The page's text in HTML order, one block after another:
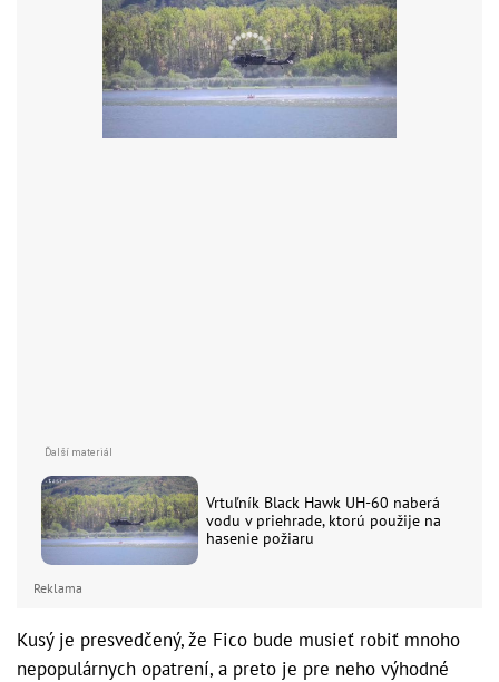
Vrtuľník Black Hawk UH-60 naberá
vodu v priehrade, ktorú použije na
hasenie požiaru
Reklama
Kusý je presvedčený, že Fico bude musieť robiť mnoho
nepopulárnych opatrení, a preto je pre neho výhodné